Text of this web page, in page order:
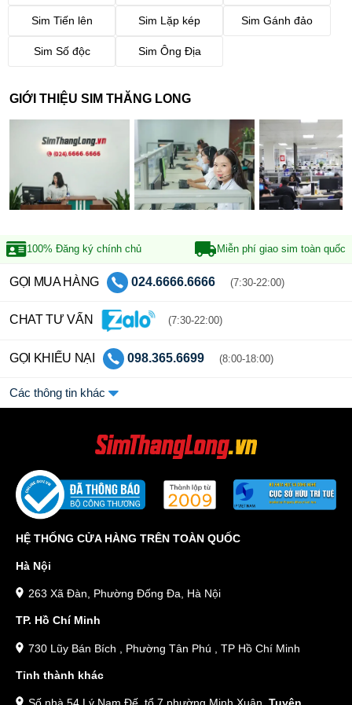
Sim Tiến lên Sim Lặp kép Sim Gánh đảo
Sim Số độc Sim Ông Địa
GIỚI THIỆU SIM THĂNG LONG
100% Đăng ký chính chủ Miễn phí giao sim toàn quốc
GỌI MUA HÀNG 024.6666.6666 (7:30-22:00)
CHAT TƯ VẤN (7:30-22:00)
GỌI KHIẾU NẠI 098.365.6699 (8:00-18:00)
Các thông tin khác
HỆ THỐNG CỬA HÀNG TRÊN TOÀN QUỐC
Hà Nội
263 Xã Đàn, Phường Đống Đa, Hà Nội
TP. Hồ Chí Minh
730 Lũy Bán Bích , Phường Tân Phú , TP Hồ Chí Minh
Tỉnh thành khác